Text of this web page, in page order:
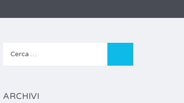
ARCHIVI